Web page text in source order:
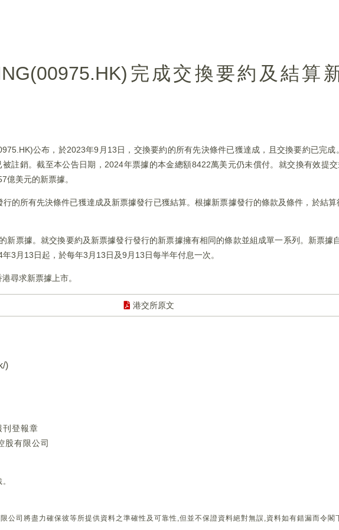
完成交換要約及結算
公布，於2023年9月13日，交換要約的所有先決條件已獲達成，且交換要約已完
註銷。截至本公告日期，2024年票據的本金總額8422萬美元仍未償付。就交換有效提
億美元的新票據。
的所有先決條件已獲達成及新票據發行已獲結算。根據新票據發行的條款及條件，於結
新票據。就交換要約及新票據發行發行的新票據擁有相同的條款並組成單一系列。新票據
3月13日起，於每年3月13日及9月13日每半年付息一次。
尋求新票據上市。
港交所原文
)
刊登報章
有限公司
公司將盡力確保彼等所提供資料之準確性及可靠性,但並不保證資料絕對無誤,資料如有錯漏而令閣